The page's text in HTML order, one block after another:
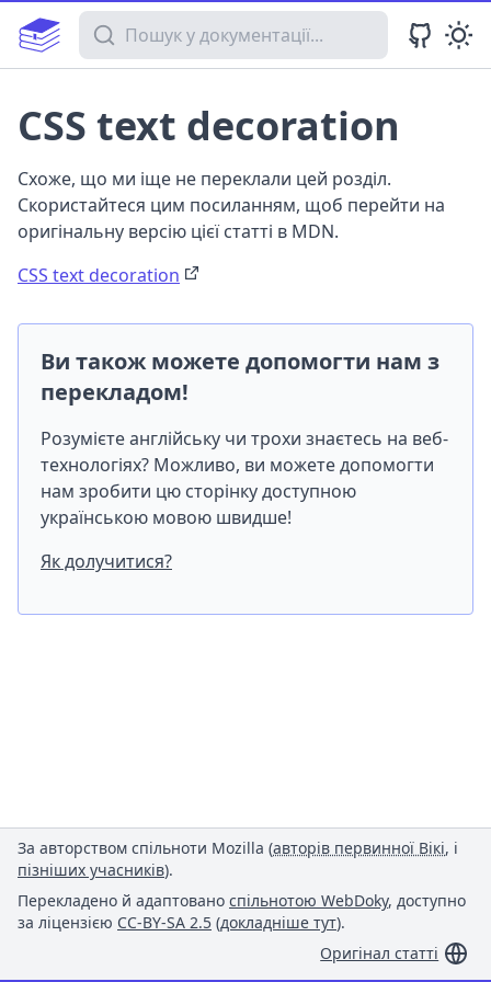
Пошук у документації
CSS text decoration
Схоже, що ми іще не переклали цей розділ.
Скористайтеся цим посиланням, щоб перейти на
оригінальну версію цієї статті в MDN.
CSS text decoration
Ви також можете допомогти нам з
перекладом!
Розумієте англійську чи трохи знаєтесь на веб-
технологіях? Можливо, ви можете допомогти
нам зробити цю сторінку доступною
українською мовою швидше!
Як долучитися?
За авторством спільноти Mozilla (авторів первинної Вікі, і
пізніших учасників).
Перекладено й адаптовано спільнотою WebDoky, доступно
за ліцензією CC-BY-SA 2.5 (докладніше тут).
Оригінал статті